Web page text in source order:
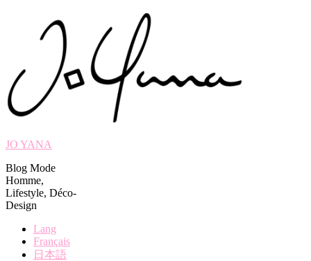
JO YANA
Blog Mode
Homme,
Lifestyle, Déco-
Design
Lang
Français
日本語